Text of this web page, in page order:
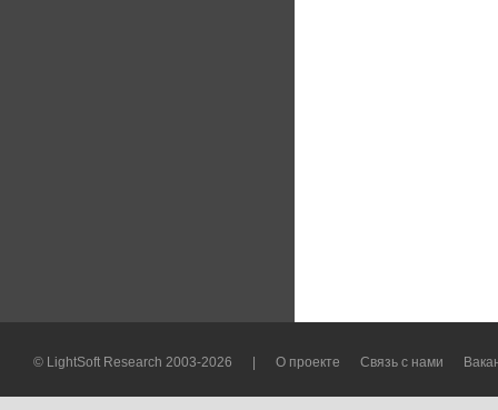
© LightSoft Research 2003-2026 О проекте Связь с нами